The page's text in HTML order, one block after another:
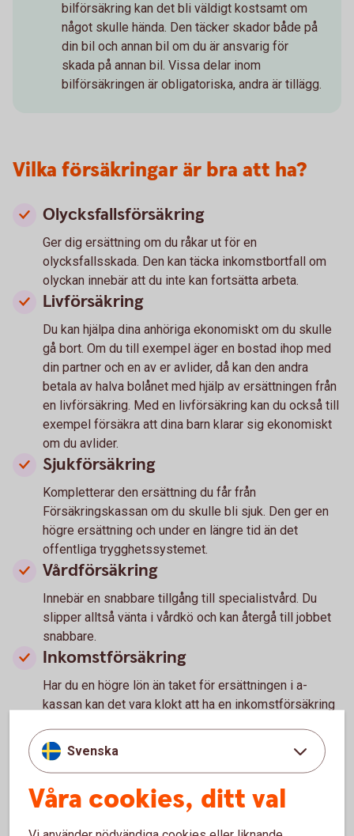
bilförsäkring kan det bli väldigt kostsamt om
något skulle hända. Den täcker skador både på
din bil och annan bil om du är ansvarig för
skada på annan bil. Vissa delar inom
bilförsäkringen är obligatoriska, andra är tillägg.
Vilka försäkringar är bra att ha?
Olycksfallsförsäkring
Ger dig ersättning om du råkar ut för en
olycksfallsskada. Den kan täcka inkomstbortfall om
olyckan innebär att du inte kan fortsätta arbeta.
Livförsäkring
Du kan hjälpa dina anhöriga ekonomiskt om du skulle
gå bort. Om du till exempel äger en bostad ihop med
din partner och en av er avlider, då kan den andra
betala av halva bolånet med hjälp av ersättningen från
en livförsäkring. Med en livförsäkring kan du också till
exempel försäkra att dina barn klarar sig ekonomiskt
om du avlider.
Sjukförsäkring
Kompletterar den ersättning du får från
Försäkringskassan om du skulle bli sjuk. Den ger en
högre ersättning och under en längre tid än det
offentliga trygghetssystemet.
Vårdförsäkring
Innebär en snabbare tillgång till specialistvård. Du
slipper alltså vänta i vårdkö och kan återgå till jobbet
snabbare.
Inkomstförsäkring
Har du en högre lön än taket för ersättningen i a-
kassan kan det vara klokt att ha en inkomstförsäkring
Barnförsäkring
Kan ge ersättning vid sjukdom, olycksfall och dödsfall
av barn. Det kan vara klokt att skaffa en barnförsäkring
så tidigt som möjligt och att behålla den så länge som
möjligt (ofta upp till 25 år). Vid tecknande av
Svenska
Våra cookies, ditt val